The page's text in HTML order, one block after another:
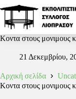
Κοντα στους μονιμους
21 Δεκεμβρίου,
Αρχική σελίδα
Κοντα στους μονιμους